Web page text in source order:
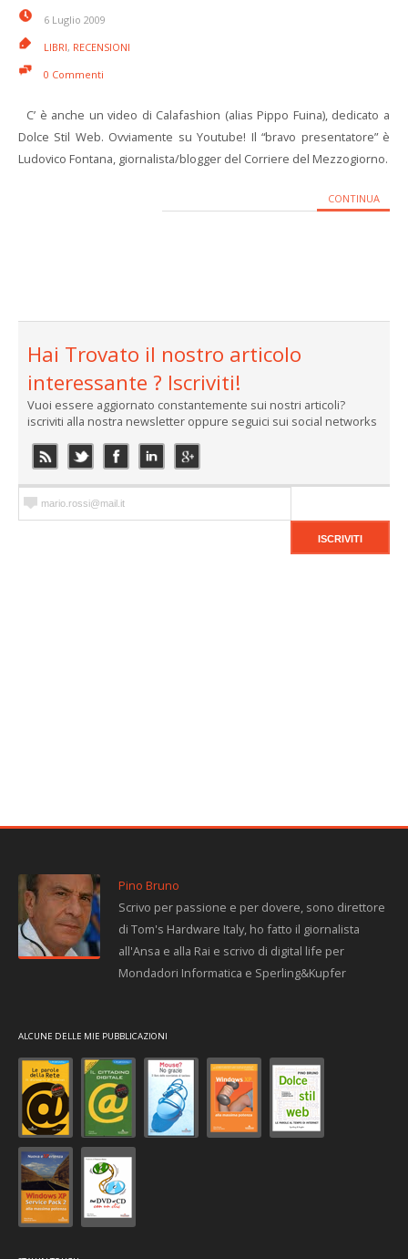
6 Luglio 2009
LIBRI, RECENSIONI
0 Commenti
C’ è anche un video di Calafashion (alias Pippo Fuina), dedicato a
Dolce Stil Web. Ovviamente su Youtube! Il “bravo presentatore” è
Ludovico Fontana, giornalista/blogger del Corriere del Mezzogiorno.
CONTINUA
Hai Trovato il nostro articolo
interessante ? Iscriviti!
Vuoi essere aggiornato constantemente sui nostri articoli?
iscriviti alla nostra newsletter oppure seguici sui social networks
Pino Bruno
Scrivo per passione e per dovere, sono direttore
di Tom's Hardware Italy, ho fatto il giornalista
all'Ansa e alla Rai e scrivo di digital life per
Mondadori Informatica e Sperling&Kupfer
ALCUNE DELLE MIE PUBBLICAZIONI